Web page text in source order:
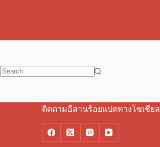
ติดตามอีสานร้อยแปดทางโซเชียล